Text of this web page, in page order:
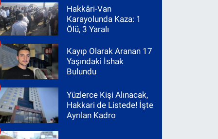
Hakkâri-Van
Karayolunda Kaza: 1
Ölü, 3 Yaralı
Kayıp Olarak Aranan 17
Yaşındaki İshak
Bulundu
Yüzlerce Kişi Alınacak,
Hakkari de Listede! İşte
Ayrılan Kadro